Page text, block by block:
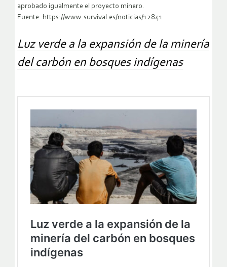
aprobado igualmente el proyecto minero.
Fuente: https://www.survival.es/noticias/12841
Luz verde a la expansión de la minería
del carbón en bosques indígenas